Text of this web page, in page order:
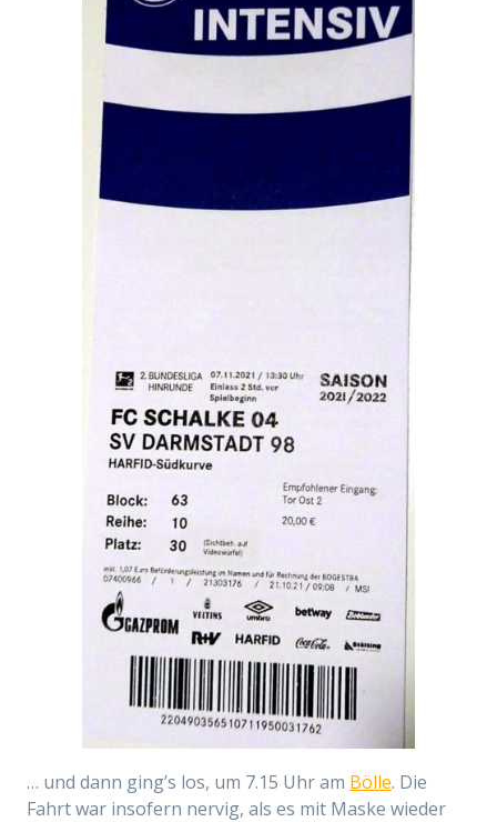
… und dann ging’s los, um 7.15 Uhr am Bölle. Die
Fahrt war insofern nervig, als es mit Maske wieder